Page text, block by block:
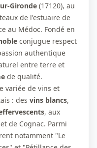
Gironde (17120), au
de l'estuaire de
au Médoc. Fondé en
conjugue respect
authentique
entre terre et
de qualité.
variée de vins et
: des vins blancs,
, aux
de Cognac. Parmi
notamment "Le